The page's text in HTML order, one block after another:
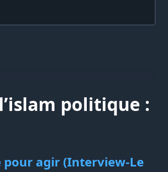
politique :
pour agir (Interview-Le